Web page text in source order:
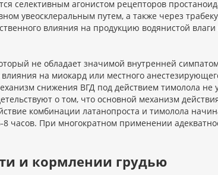
селективным агонистом рецепторов
увеосклеральным путем, а также через
влияния на продукцию водянистой
не обладает значимой внутренней
на миокард или местного
снижения ВГД под действием тимолола не
о том, что основной механизм
комбинации латанопроста и тимолола
часов. При многократном применении
и кормлении грудью